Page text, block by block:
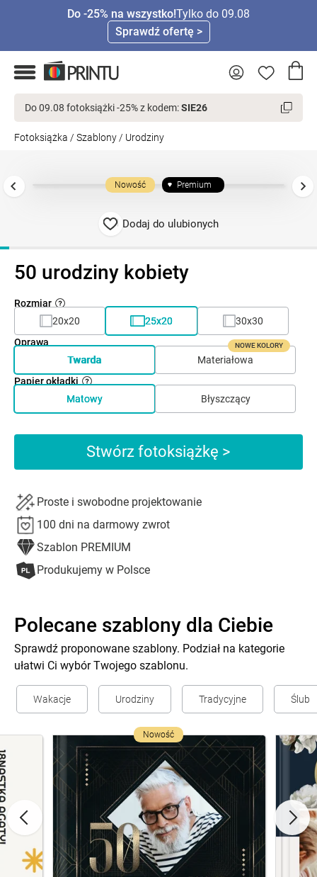
Do -25% na wszystko!Tylko do 09.08
Sprawdź ofertę >
Do 09.08 fotoksiążki -25% z kodem:SIE26
Fotoksiążka / Szablony / Urodziny
Nowość Premium
Dodaj do ulubionych
50 urodziny kobiety
Rozmiar
20x20
25x20
30x30
Oprawa
Twarda
Materiałowa
NOWE KOLORY
Papier okładki
Matowy
Błyszczący
Stwórz fotoksiążkę >
Proste i swobodne projektowanie
100 dni na darmowy zwrot
Szablon PREMIUM
Produkujemy w Polsce
Polecane szablony dla Ciebie
Sprawdź proponowane szablony. Podział na kategorie
ułatwi Ci wybór Twojego szablonu.
Wakacje Urodziny Tradycyjne Ślub
Nowość